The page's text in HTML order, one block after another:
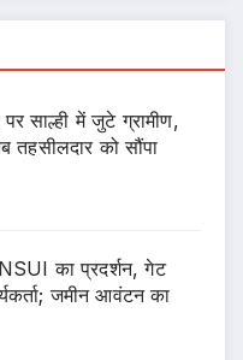
साल्ही में जुटे ग्रामीण,
तहसीलदार को सौंपा
का प्रदर्शन, गेट
जमीन आवंटन का